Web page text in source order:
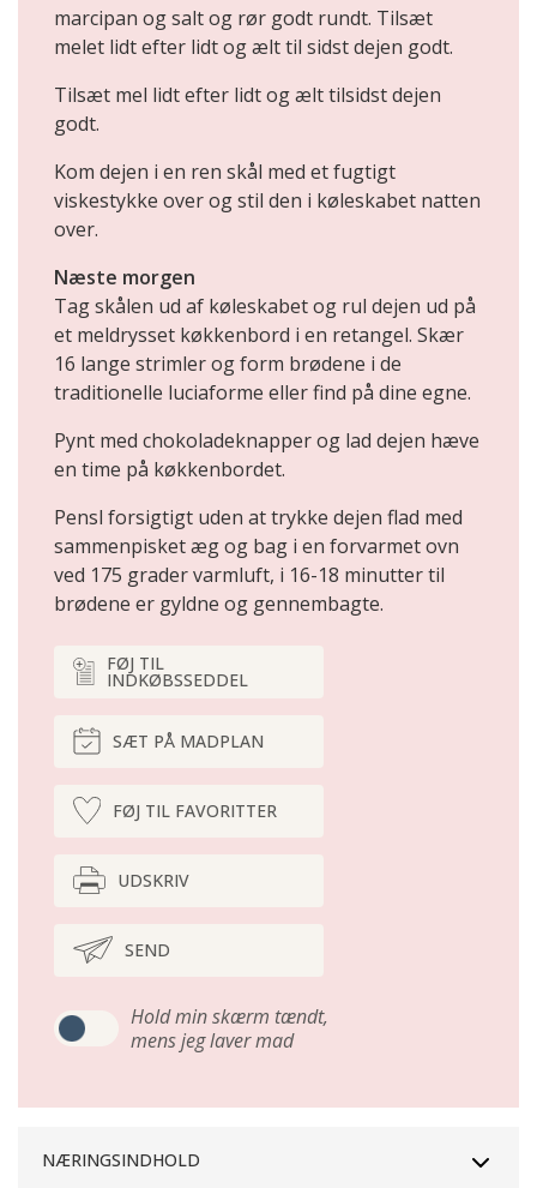
marcipan og salt og rør godt rundt. Tilsæt
melet lidt efter lidt og ælt til sidst dejen godt.
Tilsæt mel lidt efter lidt og ælt tilsidst dejen
godt.
Kom dejen i en ren skål med et fugtigt
viskestykke over og stil den i køleskabet natten
over.
Næste morgen
Tag skålen ud af køleskabet og rul dejen ud på
et meldrysset køkkenbord i en retangel. Skær
16 lange strimler og form brødene i de
traditionelle luciaforme eller find på dine egne.
Pynt med chokoladeknapper og lad dejen hæve
en time på køkkenbordet.
Pensl forsigtigt uden at trykke dejen flad med
sammenpisket æg og bag i en forvarmet ovn
ved 175 grader varmluft, i 16-18 minutter til
brødene er gyldne og gennembagte.
FØJ TIL
INDKØBSSEDDEL
SÆT PÅ MADPLAN
FØJ TIL FAVORITTER
UDSKRIV
SEND
Hold min skærm tændt,
mens jeg laver mad
NÆRINGSINDHOLD